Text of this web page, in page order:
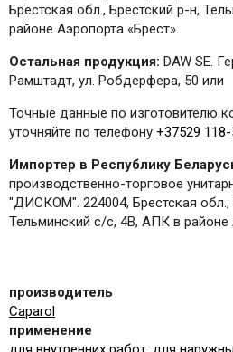
Брестская обл., Брестский р-н,
районе Аэропорта «Брест».
Остальная продукция: DAW SE.
Рамштадт, ул. Робдерфера, 50 или
Точные данные по изготовителю
уточняйте по телефону +37529
Импортер в Республику
производственно-торговое
"ДИСКОМ". 224004, Брестская обл.,
Тельминский с/с, 4B, АПК в районе
производитель
Caparol
применение